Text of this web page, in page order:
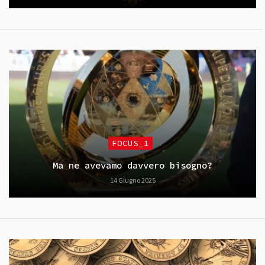
FOCUS_1
Ma ne avevamo davvero bisogno?
14 Giugno 2025